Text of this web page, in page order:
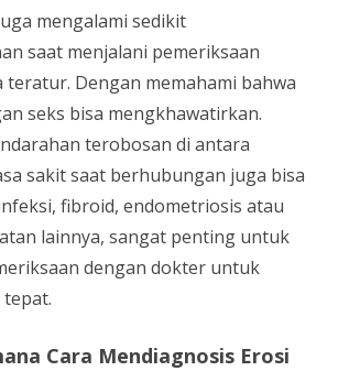
mengalami sedikit
saat menjalani pemeriksaan
teratur. Dengan memahami bahwa
seks bisa mengkhawatirkan.
terobosan di antara
sakit saat berhubungan juga bisa
fibroid, endometriosis atau
lainnya, sangat penting untuk
dengan dokter untuk
Cara Mendiagnosis Erosi